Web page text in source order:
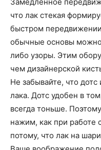
что лак стекая
быстром
обычные основы можно
либо узоры. Этим
чем дизайнерской
Не забывайте, что дотс
лака. Дотс удобен в
всегда тоньше.
нажим, как при работе
потому, что лак на